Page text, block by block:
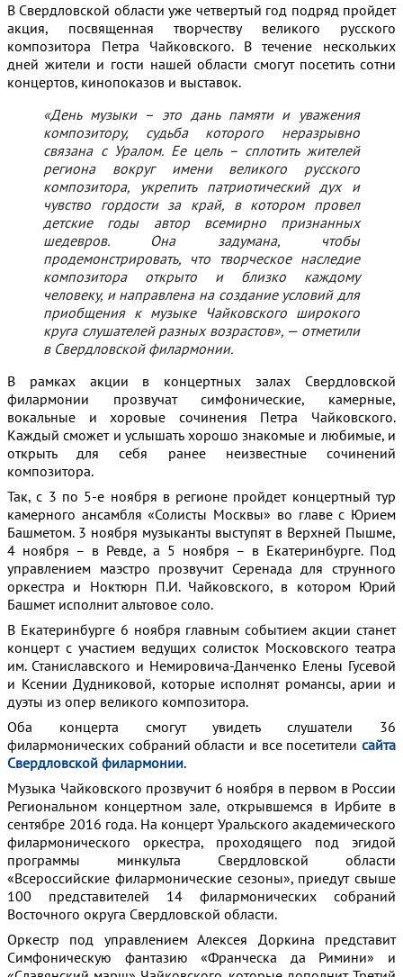
В Свердловской области уже четвертый год подряд пройдет
акция, посвященная творчеству великого русского
композитора Петра Чайковского. В течение нескольких
дней жители и гости нашей области смогут посетить сотни
концертов, кинопоказов и выставок.
«День музыки – это дань памяти и уважения
композитору, судьба которого неразрывно
связана с Уралом. Ее цель – сплотить жителей
региона вокруг имени великого русского
композитора, укрепить патриотический дух и
чувство гордости за край, в котором провел
детские годы автор всемирно признанных
шедевров. Она задумана, чтобы
продемонстрировать, что творческое наследие
композитора открыто и близко каждому
человеку, и направлена на создание условий для
приобщения к музыке Чайковского широкого
круга слушателей разных возрастов», — отметили
в Свердловской филармонии.
В рамках акции в концертных залах Свердловской
филармонии прозвучат симфонические, камерные,
вокальные и хоровые сочинения Петра Чайковского.
Каждый сможет и услышать хорошо знакомые и любимые, и
открыть для себя ранее неизвестные сочинений
композитора.
Так, с 3 по 5-е ноября в регионе пройдет концертный тур
камерного ансамбля «Солисты Москвы» во главе с Юрием
Башметом. 3 ноября музыканты выступят в Верхней Пышме,
4 ноября – в Ревде, а 5 ноября – в Екатеринбурге. Под
управлением маэстро прозвучит Серенада для струнного
оркестра и Ноктюрн П.И. Чайковского, в котором Юрий
Башмет исполнит альтовое соло.
В Екатеринбурге 6 ноября главным событием акции станет
концерт с участием ведущих солисток Московского театра
им. Станиславского и Немировича-Данченко Елены Гусевой
и Ксении Дудниковой, которые исполнят романсы, арии и
дуэты из опер великого композитора.
Оба концерта смогут увидеть слушатели 36
филармонических собраний области и все посетители сайта
Свердловской филармонии.
Музыка Чайковского прозвучит 6 ноября в первом в России
Региональном концертном зале, открывшемся в Ирбите в
сентябре 2016 года. На концерт Уральского академического
филармонического оркестра, проходящего под эгидой
программы минкульта Свердловской области
«Всероссийские филармонические сезоны», приедут свыше
100 представителей 14 филармонических собраний
Восточного округа Свердловской области.
Оркестр под управлением Алексея Доркина представит
Симфоническую фантазию «Франческа да Римини» и